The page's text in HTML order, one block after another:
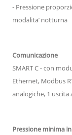
- Pressione
modalita’ notturna
Comunicazione
SMART C - con
Ethernet, Modbus
analogiche, 1 uscita
Pressione minima